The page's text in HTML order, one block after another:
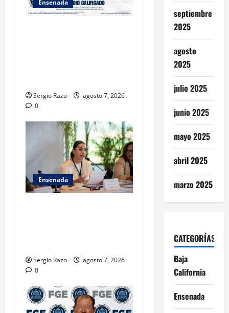
Ensenada
Sergio Razo
agosto 7, 2026
0
Ensenada
Sergio Razo
agosto 7, 2026
0
septiembre
2025
agosto
2025
julio 2025
junio 2025
mayo 2025
abril 2025
marzo 2025
CATEGORÍAS
Baja
California
Ensenada